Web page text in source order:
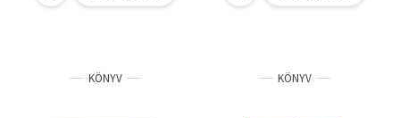
KÖNYV KÖNYV